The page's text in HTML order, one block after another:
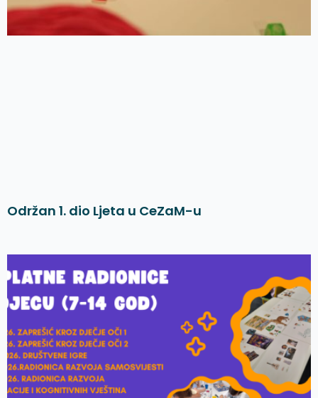
Održan 1. dio Ljeta u CeZaM-u